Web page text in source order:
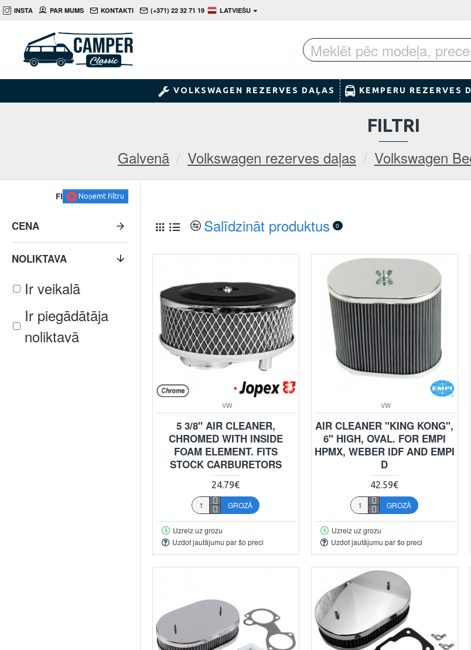
INSTA PAR MUMS KONTAKTI (+371) 22 32 71 19 LATVIEŠU
VOLKSWAGEN REZERVES DAĻAS KEMPERU REZERVES
Galvenā Volkswagen rezerves daļas Volkswagen
FILTRI
FILTRSNoņemt filtru
CENA
NOLIKTAVA
Ir veikalā
Ir piegādātāja
noliktavā
Salīdzināt produktus 0
VW
5 3/8" AIR CLEANER,
CHROMED WITH INSIDE
FOAM ELEMENT. FITS
STOCK CARBURETORS
24.79€
GROZĀ
Uzreiz uz grozu
Uzdot jautājumu par šo preci
VW
AIR CLEANER "KING KONG",
6" HIGH, OVAL. FOR EMPI
HPMX, WEBER IDF AND EMPI
D
42.59€
GROZĀ
Uzreiz uz grozu
Uzdot jautājumu par šo preci